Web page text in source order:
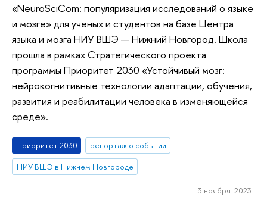
«NeuroSciCom: популяризация исследований о языке
и мозге» для ученых и студентов на базе Центра
языка и мозга НИУ ВШЭ — Нижний Новгород. Школа
прошла в рамках Стратегического проекта
программы Приоритет 2030 «Устойчивый мозг:
нейрокогнитивные технологии адаптации, обучения,
развития и реабилитации человека в изменяющейся
среде».
Приоритет 2030
репортаж о событии
НИУ ВШЭ в Нижнем Новгороде
3 ноября 2023